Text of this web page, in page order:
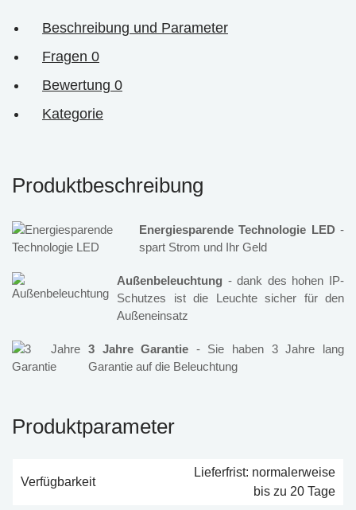
Beschreibung und Parameter
Fragen 0
Bewertung 0
Kategorie
Produktbeschreibung
Energiesparende Technologie LED-
spart Strom und Ihr Geld
Außenbeleuchtung - dank des hohen IP-
Schutzes ist die Leuchte sicher für den
Außeneinsatz
3 Jahre Garantie - Sie haben 3 Jahre lang
Garantie auf die Beleuchtung
Produktparameter
Verfügbarkeit
Lieferfrist: normalerweise
bis zu 20 Tage